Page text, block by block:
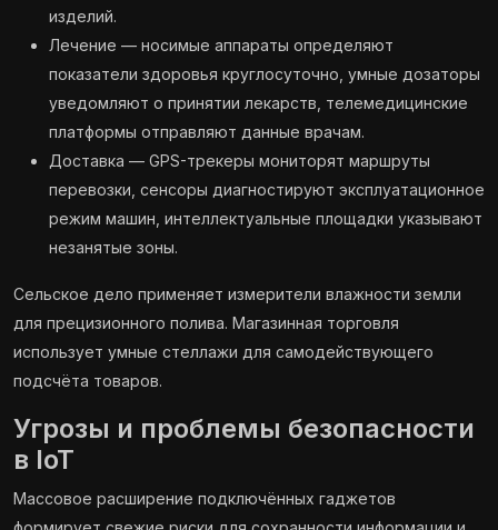
изделий.
Лечение — носимые аппараты определяют
показатели здоровья круглосуточно, умные дозаторы
уведомляют о принятии лекарств, телемедицинские
платформы отправляют данные врачам.
Доставка — GPS-трекеры мониторят маршруты
перевозки, сенсоры диагностируют эксплуатационное
режим машин, интеллектуальные площадки указывают
незанятые зоны.
Сельское дело применяет измерители влажности земли
для прецизионного полива. Магазинная торговля
использует умные стеллажи для самодействующего
подсчёта товаров.
Угрозы и проблемы безопасности
в IoT
Массовое расширение подключённых гаджетов